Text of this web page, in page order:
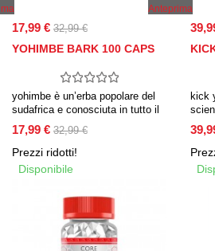
17,99 € 32,99 €
YOHIMBE BARK 100 CAPS
yohimbe è un’erba popolare del
sudafrica e conosciuta in tutto il
mondo come un forte afrodisiaco.
è estratto dalla corteccia interna
dell’albero tropicale dell’africa
occidentale (corynanthe
yohimbe). per secoli la corteccia
prestazioni e il piacere sessuali.
17,99 € 32,99 €
Prezzi ridotti!
Disponibile
Anteprima
kick
solo